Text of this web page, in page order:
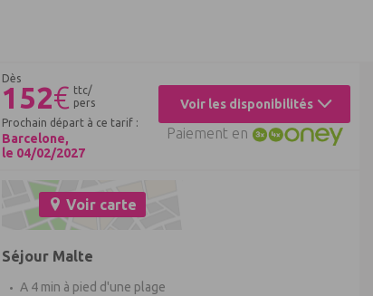
Dès
152€ ttc/
pers
Prochain départ à ce tarif :
Barcelone,
le 04/02/2027
Voir les disponibilités
Paiement en
Voir carte
Séjour Malte
A 4 min à pied d'une plage